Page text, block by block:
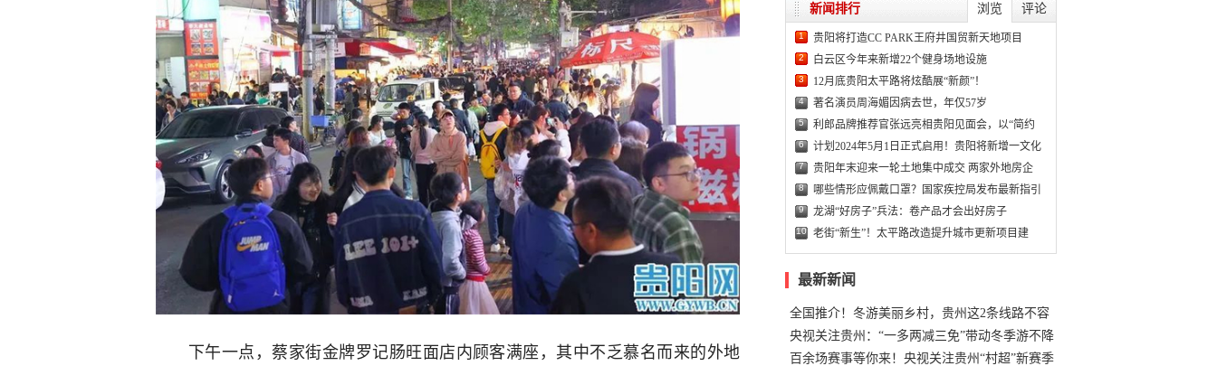
下午一点，蔡家街金牌罗记肠旺面店内顾客满座，其中不乏慕名而来的外地
浏览 评论
新闻排行
1 贵阳将打造CC PARK王府井国贸新天地项目
2 白云区今年来新增22个健身场地设施
3 12月底贵阳太平路将炫酷展“新颜”！
4 著名演员周海媚因病去世，年仅57岁
5 利郎品牌推荐官张远亮相贵阳见面会，以“简约
6 计划2024年5月1日正式启用！贵阳将新增一文化
7 贵阳年末迎来一轮土地集中成交 两家外地房企
8 哪些情形应佩戴口罩？国家疾控局发布最新指引
9 龙湖“好房子”兵法：卷产品才会出好房子
10 老街“新生”！太平路改造提升城市更新项目建
最新新闻
全国推介！冬游美丽乡村，贵州这2条线路不容
错过
央视关注贵州：“一多两减三免”带动冬季游不降
温
百余场赛事等你来！央视关注贵州“村超”新赛季